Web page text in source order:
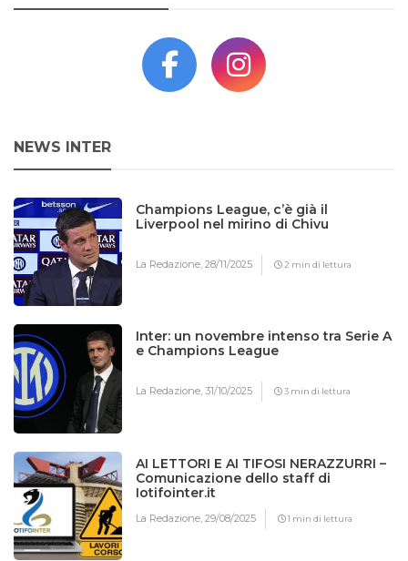
NEWS INTER
Champions League, c’è già il
Liverpool nel mirino di Chivu
La Redazione,28/11/2025 2 min di lettura
Inter: un novembre intenso tra Serie A
e Champions League
La Redazione,31/10/2025 3 min di lettura
AI LETTORI E AI TIFOSI NERAZZURRI –
Comunicazione dello staff di
Iotifointer.it
La Redazione,29/08/2025 1 min di lettura